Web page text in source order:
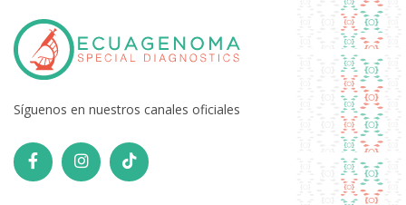
Síguenos en nuestros canales oficiales